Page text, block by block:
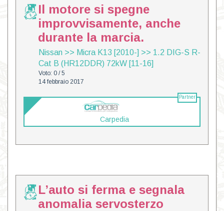
Il motore si spegne
improvvisamente, anche
durante la marcia.
Nissan >> Micra K13 [2010-] >> 1.2 DIG-S R-
Cat B (HR12DDR) 72kW [11-16]
Voto: 0 / 5
14 febbraio 2017
Partner
Carpedia
L’auto si ferma e segnala
anomalia servosterzo